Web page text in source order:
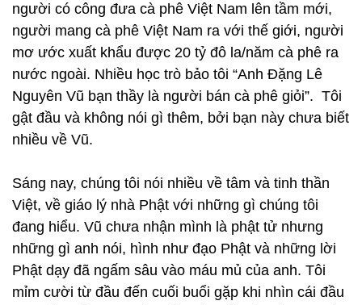
người có công đưa cà phê Việt Nam lên tầm mới,
người mang cà phê Việt Nam ra với thế giới, người
mơ ước xuất khẩu được 20 tỷ đô la/năm cà phê ra
nước ngoài. Nhiều học trò bảo tôi “Anh Đặng Lê
Nguyên Vũ bạn thầy là người bán cà phê giỏi”. Tôi
gật đầu và không nói gì thêm, bởi bạn này chưa biết
nhiều về Vũ.
Sáng nay, chúng tôi nói nhiều về tâm và tinh thần
Việt, về giáo lý nhà Phật với những gì chúng tôi
đang hiểu. Vũ chưa nhận mình là phật tử nhưng
những gì anh nói, hình như đạo Phật và những lời
Phật dạy đã ngấm sâu vào máu mủ của anh. Tôi
mỉm cười từ đầu đến cuối buổi gặp khi nhìn cái đầu